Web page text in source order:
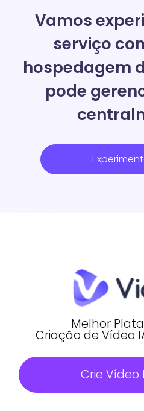
Vamos
serviço
hospedagem
pode
Melhor
Criação de Vídeo
Crie Vídeo